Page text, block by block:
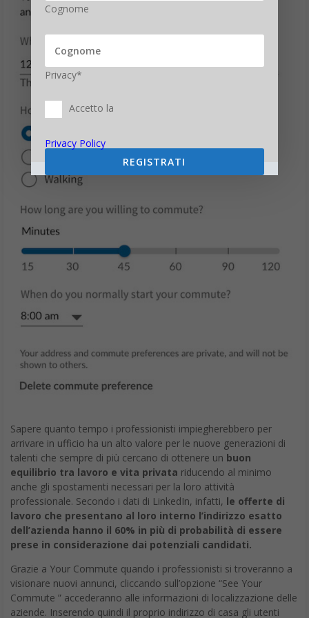
Sapere quanto tempo i professionisti impiegherebbero per
arrivare in ufficio ha un alto valore per le nuove generazioni di
talenti che sempre di più cercano di ottenere un buon
equilibrio tra lavoro e vita privata riducendo al minimo
anche gli spostamenti necessari per la loro attività
professionale. Secondo i dati di LinkedIn, infatti, le offerte di
lavoro che presentano al loro interno l’indirizzo esatto
dell’azienda hanno il 60% in più di probabilità di essere
prese in considerazione dai potenziali candidati.
Grazie a Your Commute quando i professionisti si troveranno a
visionare nuovi annunci, cliccando sull’opzione “See Your
Commute ” accederanno alle informazioni di localizzazione delle
aziende. Inserendo quindi il proprio indirizzo di casa gli utenti
Cognome
Privacy*
Accetto la
Privacy Policy
REGISTRATI